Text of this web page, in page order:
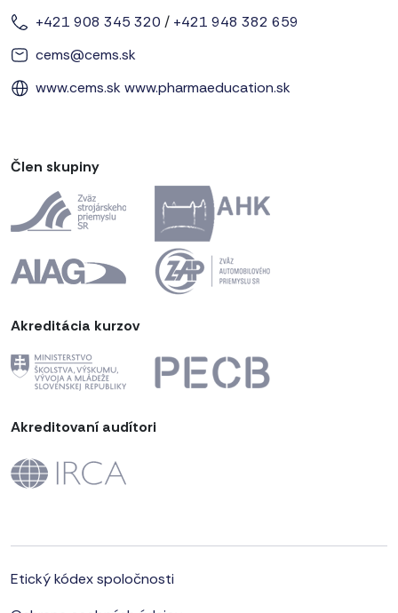
+421 908 345 320 / +421 948 382 659
cems@cems.sk
www.cems.skwww.pharmaeducation.sk
Člen skupiny
Akreditácia kurzov
Akreditovaní audítori
Etický kódex spoločnosti